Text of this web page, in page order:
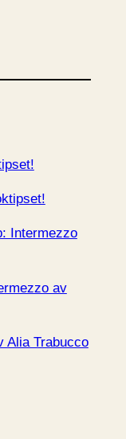
Intermezzo
av
Alia Trabucco